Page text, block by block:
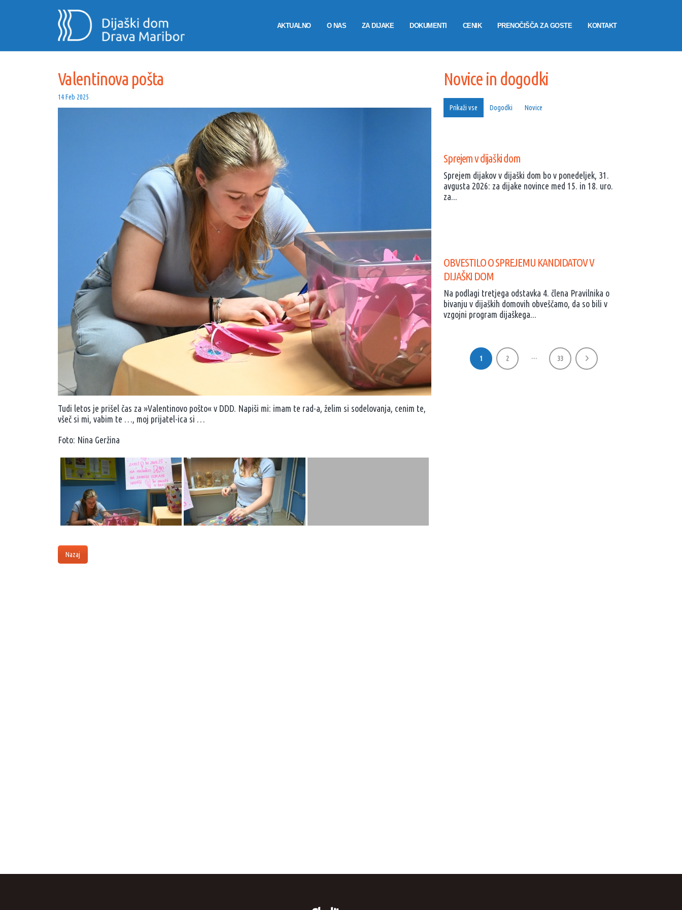
AKTUALNO O NAS ZA DIJAKE DOKUMENTI CENIK PRENOČIŠČA ZA GOSTE KONTAKT
Valentinova pošta HOME NOVICE IN DOGODKI NOVICE VALENTINOVA POŠTA
Valentinova pošta
14 Feb 2025
Tudi letos je prišel čas za »Valentinovo pošto« v DDD. Napiši mi: imam te rad-a, želim si sodelovanja, cenim te,
všeč si mi, vabim te …, moj prijatel-ica si …
Foto: Nina Geržina
Nazaj
Novice in dogodki
Prikaži vse Dogodki Novice
Sprejem v dijaški dom
Sprejem dijakov v dijaški dom bo v ponedeljek, 31.
avgusta 2026: za dijake novince med 15. in 18. uro.
za...
OBVESTILO O SPREJEMU KANDIDATOV V
DIJAŠKI DOM
Na podlagi tretjega odstavka 4. člena Pravilnika o
bivanju v dijaških domovih obveščamo, da so bili v
vzgojni program dijaškega...
1 2 … 33